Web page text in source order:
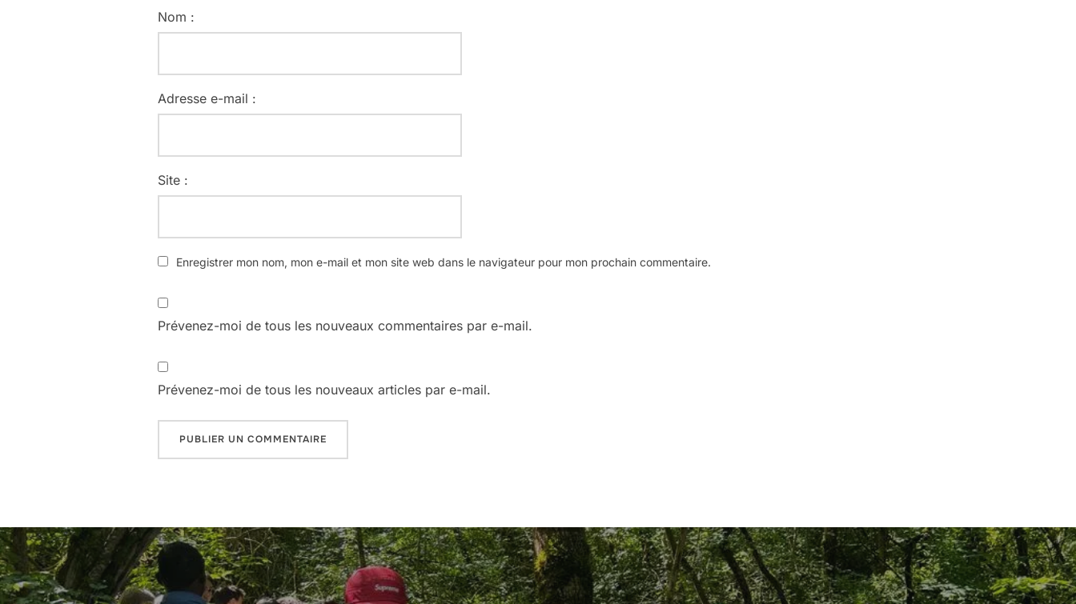
Nom :
Adresse e-mail :
Site :
Enregistrer mon nom, mon e-mail et mon site web dans le navigateur pour mon prochain commentaire.
Prévenez-moi de tous les nouveaux commentaires par e-mail.
Prévenez-moi de tous les nouveaux articles par e-mail.
Navigation
de